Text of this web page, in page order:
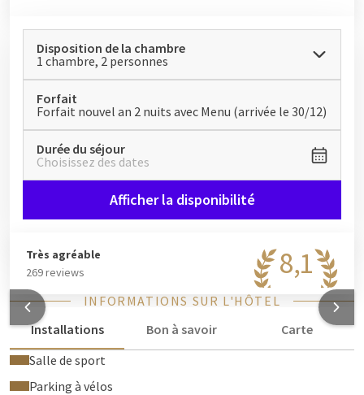
Disposition de la chambre
1 chambre, 2 personnes
Forfait
Forfait nouvel an 2 nuits avec Menu (arrivée le 30/12)
Durée du séjour
Choisissez des dates
Afficher la disponibilité
8,1
Très agréable
269 reviews
INFORMATIONS SUR L'HÔTEL
Installations
Bon à savoir
Carte
Salle de sport
Parking à vélos